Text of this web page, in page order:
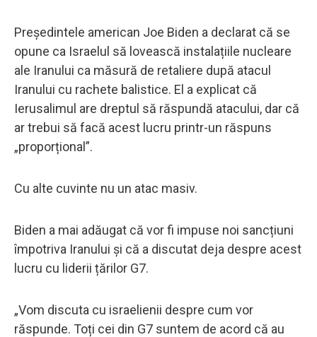
Președintele american Joe Biden a declarat că se
opune ca Israelul să lovească instalațiile nucleare
ale Iranului ca măsură de retaliere după atacul
Iranului cu rachete balistice. El a explicat că
Ierusalimul are dreptul să răspundă atacului, dar că
ar trebui să facă acest lucru printr-un răspuns
„proporțional”.
Cu alte cuvinte nu un atac masiv.
Biden a mai adăugat că vor fi impuse noi sancțiuni
împotriva Iranului și că a discutat deja despre acest
lucru cu liderii țărilor G7.
„Vom discuta cu israelienii despre cum vor
răspunde. Toți cei din G7 suntem de acord că au